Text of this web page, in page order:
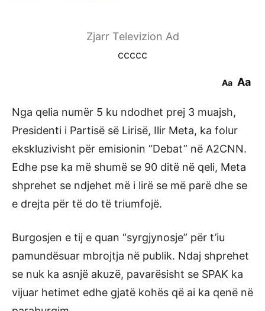
Zjarr Televizion Ad
ccccc
Aa Aa
Nga qelia numër 5 ku ndodhet prej 3 muajsh,
Presidenti i Partisë së Lirisë, Ilir Meta, ka folur
ekskluzivisht për emisionin “Debat” në A2CNN.
Edhe pse ka më shumë se 90 ditë në qeli, Meta
shprehet se ndjehet më i lirë se më parë dhe se
e drejta për të do të triumfojë.
Burgosjen e tij e quan “syrgjynosje” për t’iu
pamundësuar mbrojtja në publik. Ndaj shprehet
se nuk ka asnjë akuzë, pavarësisht se SPAK ka
vijuar hetimet edhe gjatë kohës që ai ka qenë në